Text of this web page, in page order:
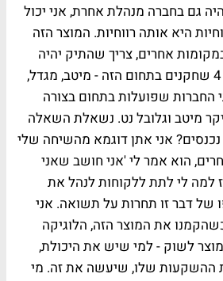
גם בחברה מנהלת אחרת, אני יכול
היא אותה רווחיות. המוצר הזה
אחרים, צריך שהתיק יהיה
מספיק גדול. היום יש 4 שחקנים בתחום הזה - מיטב, מגדל,
החברות שפועלות בתחום בצורה
מיטב וגלובל נט. נשאלת השאלה
אני אתן דוגמא מהשיחה שלי
הוא אמר לי 'אני חושב שאני
למה לי לתת ללקוחות לנהל את
של דבר זו תחרות על תשואה. אני
את המוצר הזה, הלוגיקה
לשוק - למי שיש את היכולת,
ההשקעות שלו, שיעשה את זה. מי